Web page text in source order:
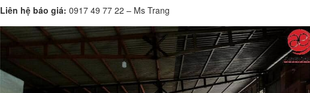
Liên hệ báo giá: 0917 49 77 22 – Ms Trang